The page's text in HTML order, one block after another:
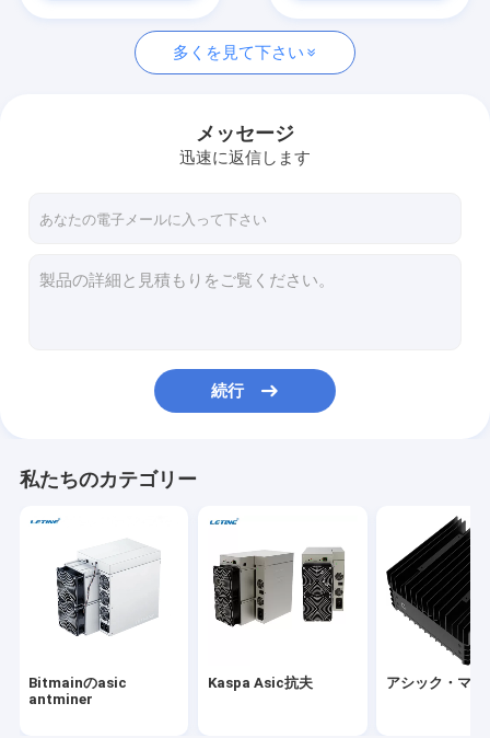
アシック・マイナー
iBeLink抗夫
抗夫のグラフィックス・カード
ハード ディスク鉱山
多くを見て下さい
メッセージ
迅速に返信します
続行
私たちのカテゴリー
Bitmainのasic
antminer
Kaspa Asic抗夫 アシック・マイ